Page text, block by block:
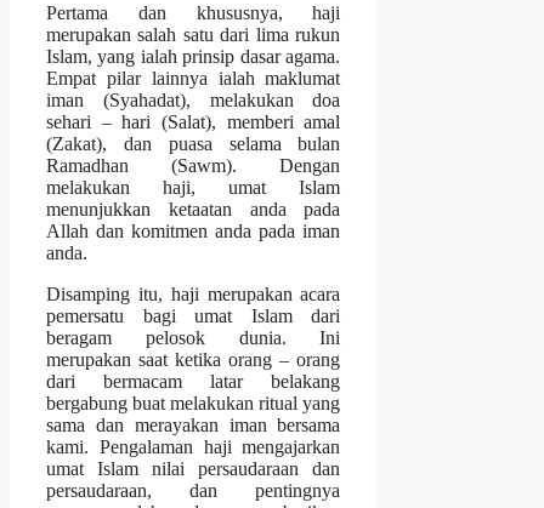
Pertama dan khususnya, haji
merupakan salah satu dari lima rukun
Islam, yang ialah prinsip dasar agama.
Empat pilar lainnya ialah maklumat
iman (Syahadat), melakukan doa
sehari – hari (Salat), memberi amal
(Zakat), dan puasa selama bulan
Ramadhan (Sawm). Dengan
melakukan haji, umat Islam
menunjukkan ketaatan anda pada
Allah dan komitmen anda pada iman
anda.
Disamping itu, haji merupakan acara
pemersatu bagi umat Islam dari
beragam pelosok dunia. Ini
merupakan saat ketika orang – orang
dari bermacam latar belakang
bergabung buat melakukan ritual yang
sama dan merayakan iman bersama
kami. Pengalaman haji mengajarkan
umat Islam nilai persaudaraan dan
persaudaraan, dan pentingnya